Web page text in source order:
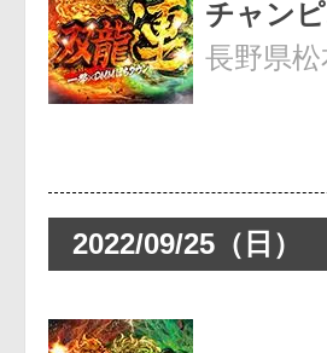
チャン
長野県
2022/09/25（日）